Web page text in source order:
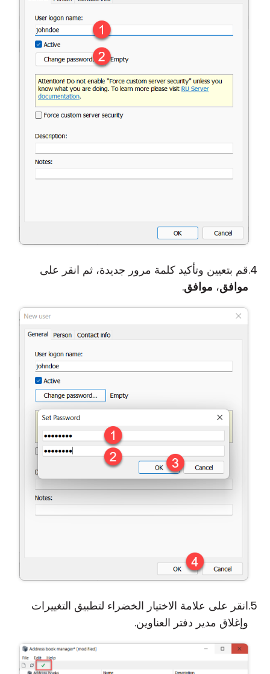
قم بتعيين وتأكيد كلمة مرور جديدة، ثم انقر على
موافق، موافق.
انقر على علامة الاختيار الخضراء لتطبيق التغييرات
وإغلاق مدير دفتر العناوين.